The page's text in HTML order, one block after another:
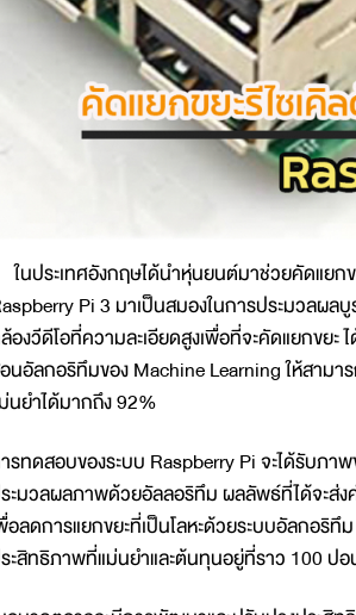
ในประเทศอังกฤษได้นำหุ่นยนต์มาช่วยคัดแยก
Pi 3 มาเป็นสมองในการประมวลผ
องวีดีโอที่ความละเอียดสูงเพื่อที่จะคัดแยกขย
นอัลกอริทึมของ Machine Learning ให้สามา
นยำได้มากถึง 92%
รทดสอบของระบบ Raspberry Pi จะได้รับภา
ะมวลผลภาพด้วยอัลลอริทึม ผลลัพธ์ที่ได้จะส่งค
อลดการแยกขยะที่เป็นโลหะด้วยระบบอัลกอ
ะสิทธิภาพที่แม่นยำและต้นทุนอยู่ที่ราว 100 ป